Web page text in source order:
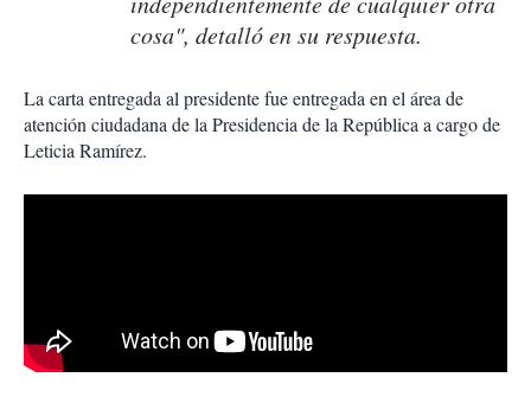
cosa", detalló en su respuesta.
La carta entregada al presidente fue entregada en el área de
atención ciudadana de la Presidencia de la República a cargo de
Leticia Ramírez.